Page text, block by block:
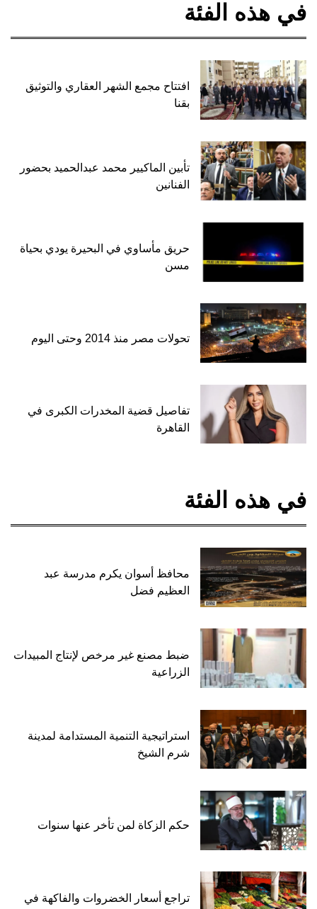
في هذه الفئة
افتتاح مجمع الشهر العقاري والتوثيق
بقنا
تأبين الماكيير محمد عبدالحميد بحضور
الفنانين
حريق مأساوي في البحيرة يودي بحياة
مسن
تحولات مصر منذ 2014 وحتى اليوم
تفاصيل قضية المخدرات الكبرى في
القاهرة
في هذه الفئة
محافظ أسوان يكرم مدرسة عبد
العظيم فضل
ضبط مصنع غير مرخص لإنتاج المبيدات
الزراعية
استراتيجية التنمية المستدامة لمدينة
شرم الشيخ
حكم الزكاة لمن تأخر عنها سنوات
تراجع أسعار الخضروات والفاكهة في